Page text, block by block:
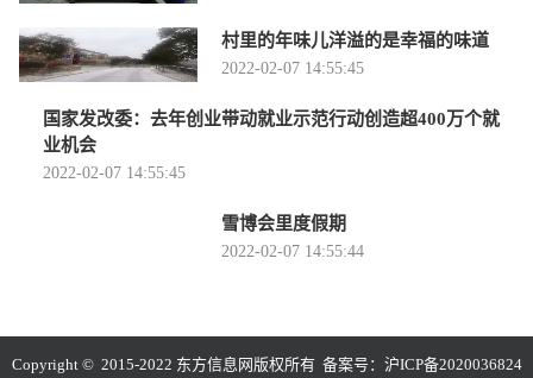
村里的年味儿洋溢的是幸福的味道
2022-02-07 14:55:45
国家发改委：去年创业带动就业示范行动创造超400万个就
业机会
2022-02-07 14:55:45
雪博会里度假期
2022-02-07 14:55:44
Copyright © 2015-2022 东方信息网版权所有 备案号： 沪ICP备2020036824